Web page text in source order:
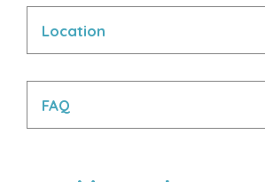
Location
FAQ